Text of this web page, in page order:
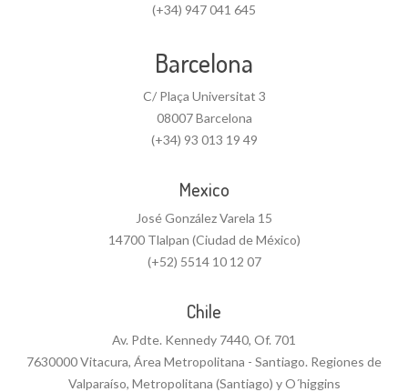
(+34) 947 041 645
Barcelona
C/ Plaça Universitat 3
08007 Barcelona
(+34) 93 013 19 49
Mexico
José González Varela 15
14700 Tlalpan (Ciudad de México)
(+52) 5514 10 12 07
Chile
Av. Pdte. Kennedy 7440, Of. 701
7630000 Vitacura, Área Metropolitana - Santiago. Regiones de
Valparaíso, Metropolitana (Santiago) y O´higgins